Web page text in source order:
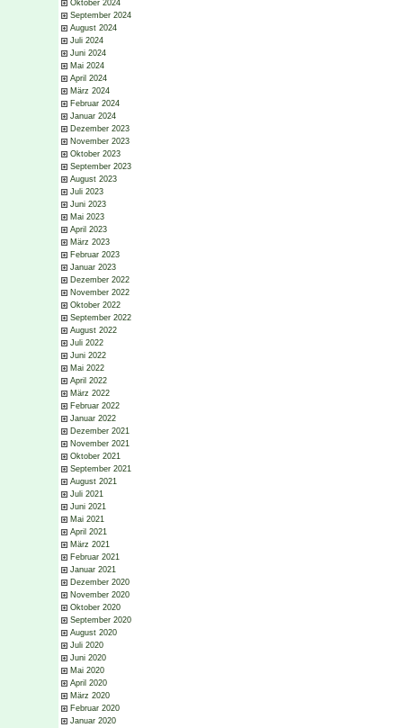
Oktober 2024
September 2024
August 2024
Juli 2024
Juni 2024
Mai 2024
April 2024
März 2024
Februar 2024
Januar 2024
Dezember 2023
November 2023
Oktober 2023
September 2023
August 2023
Juli 2023
Juni 2023
Mai 2023
April 2023
März 2023
Februar 2023
Januar 2023
Dezember 2022
November 2022
Oktober 2022
September 2022
August 2022
Juli 2022
Juni 2022
Mai 2022
April 2022
März 2022
Februar 2022
Januar 2022
Dezember 2021
November 2021
Oktober 2021
September 2021
August 2021
Juli 2021
Juni 2021
Mai 2021
April 2021
März 2021
Februar 2021
Januar 2021
Dezember 2020
November 2020
Oktober 2020
September 2020
August 2020
Juli 2020
Juni 2020
Mai 2020
April 2020
März 2020
Februar 2020
Januar 2020